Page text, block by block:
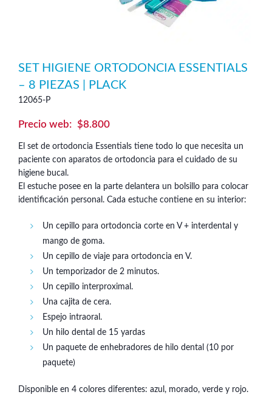
SET HIGIENE ORTODONCIA ESSENTIALS
– 8 PIEZAS | PLACK
12065-P
$8.800
El set de ortodoncia Essentials tiene todo lo que necesita un
paciente con aparatos de ortodoncia para el cuidado de su
higiene bucal.
El estuche posee en la parte delantera un bolsillo para colocar
identificación personal. Cada estuche contiene en su interior:
Un cepillo para ortodoncia corte en V + interdental y
mango de goma.
Un cepillo de viaje para ortodoncia en V.
Un temporizador de 2 minutos.
Un cepillo interproximal.
Una cajita de cera.
Espejo intraoral.
Un hilo dental de 15 yardas
Un paquete de enhebradores de hilo dental (10 por
paquete)
Disponible en 4 colores diferentes: azul, morado, verde y rojo.